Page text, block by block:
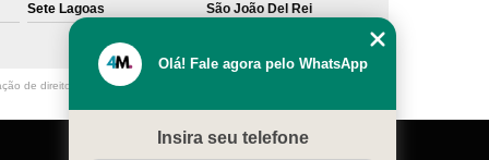
Sete Lagoas São João Del Rei
de direito autoral – artigo 184 do Código Penal –
Olá! Fale agora pelo WhatsApp
Insira seu telefone